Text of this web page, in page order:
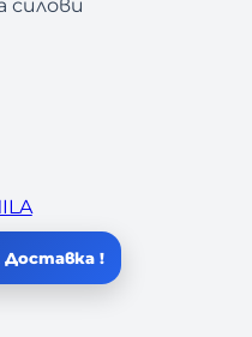
силови
Доставка !